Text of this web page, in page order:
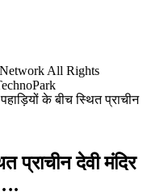
All Rights
पहाड़ियों के बीच स्थित प्राचीन
प्राचीन देवी मंदिर